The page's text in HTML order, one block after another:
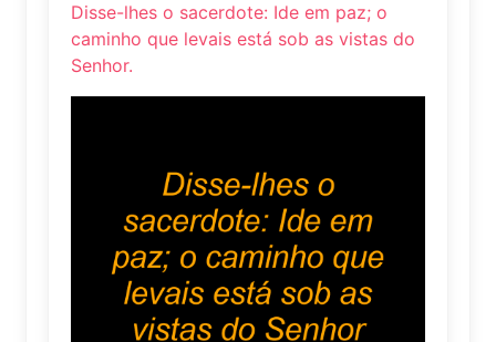
Disse-lhes o sacerdote: Ide em paz; o
caminho que levais está sob as vistas do
Senhor.